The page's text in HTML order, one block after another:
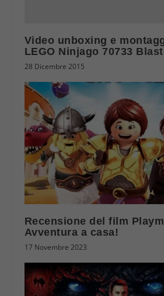
Video unboxing e
LEGO Ninjago 70733
28 Dicembre 2015
Recensione del film
Avventura a casa!
17 Novembre 2023